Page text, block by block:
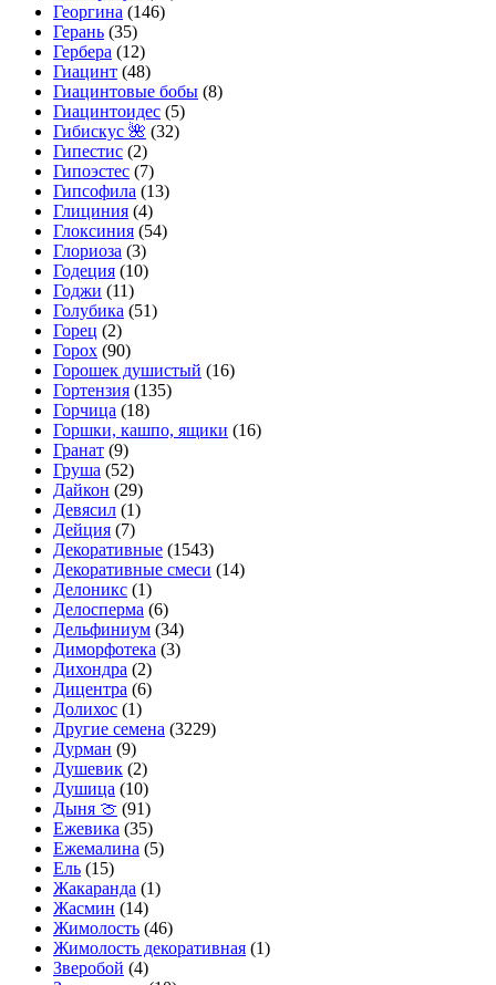
Георгина (146)
Герань (35)
Гербера (12)
Гиацинт (48)
Гиацинтовые бобы (8)
Гиацинтоидес (5)
Гибискус 🌺 (32)
Гипестис (2)
Гипоэстес (7)
Гипсофила (13)
Глициния (4)
Глоксиния (54)
Глориоза (3)
Годеция (10)
Годжи (11)
Голубика (51)
Горец (2)
Горох (90)
Горошек душистый (16)
Гортензия (135)
Горчица (18)
Горшки, кашпо, ящики (16)
Гранат (9)
Груша (52)
Дайкон (29)
Девясил (1)
Дейция (7)
Декоративные (1543)
Декоративные смеси (14)
Делоникс (1)
Делосперма (6)
Дельфиниум (34)
Диморфотека (3)
Дихондра (2)
Дицентра (6)
Долихос (1)
Другие семена (3229)
Дурман (9)
Душевик (2)
Душица (10)
Дыня 🍈 (91)
Ежевика (35)
Ежемалина (5)
Ель (15)
Жакаранда (1)
Жасмин (14)
Жимолость (46)
Жимолость декоративная (1)
Зверобой (4)